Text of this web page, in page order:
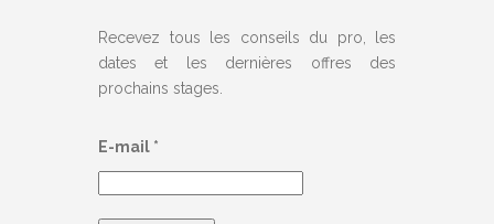
Recevez tous les conseils du pro, les
dates et les dernières offres des
prochains stages.
E-mail *